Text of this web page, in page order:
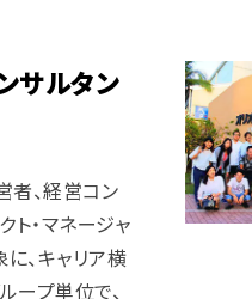
サルタン
者、経営コン
ト・マネージャ
、キャリア横
ープ単位で、